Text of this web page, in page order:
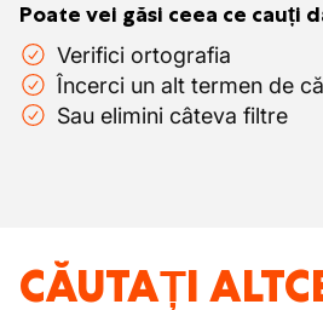
Poate vei găsi ceea ce cauți
Verifici ortografia
Încerci un alt termen de
Sau elimini câteva filtre
CĂUTAȚI